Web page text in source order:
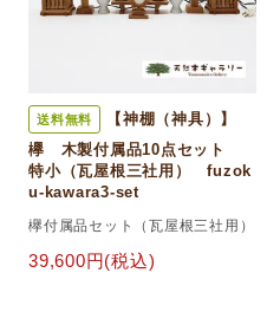
送料無料
【神棚（神具）】
欅 木製付属品10点セット
特小（瓦屋根三社用） fuzok
u-kawara3-set
欅付属品セット（瓦屋根三社用）
39,600円(税込)